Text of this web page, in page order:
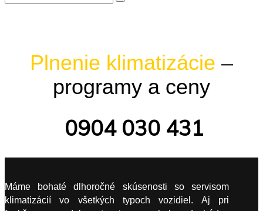
Plnenie klimatizácie –
programy a ceny
0904 030 431
Máme bohaté dlhoročné skúsenosti so servisom
klimatizácií vo všetkých typoch vozidiel. Aj pri